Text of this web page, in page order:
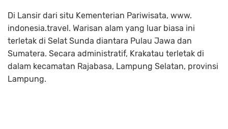
Di Lansir dari situ Kementerian Pariwisata, www.
indonesia.travel. Warisan alam yang luar biasa ini
terletak di Selat Sunda diantara Pulau Jawa dan
Sumatera. Secara administratif, Krakatau terletak di
dalam kecamatan Rajabasa, Lampung Selatan, provinsi
Lampung.